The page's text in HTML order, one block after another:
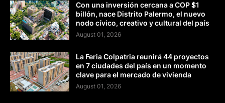
Con una inversión cercana a COP $1
billón, nace Distrito Palermo, el nuevo
nodo cívico, creativo y cultural del país
August 01, 2026
La Feria Colpatria reunirá 44 proyectos
en 7 ciudades del país en un momento
clave para el mercado de vivienda
August 01, 2026